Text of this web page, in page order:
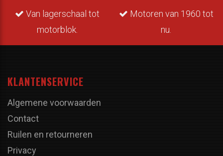
Van lagerschaal tot
motorblok.
Motoren van 1960 tot
nu.
KLANTENSERVICE
Algemene voorwaarden
Contact
Ruilen en retourneren
Privacy